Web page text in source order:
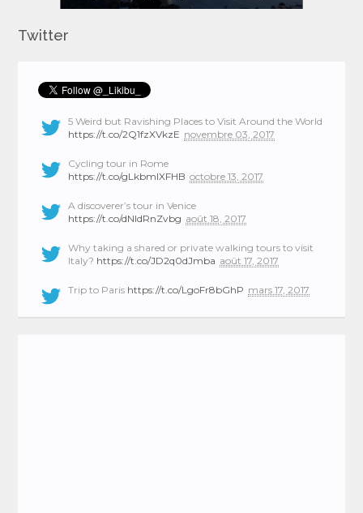
Twitter
5 Weird but Ravishing Places to Visit Around the World
https://t.co/2Q1fzXVkzE novembre 03, 2017
Cycling tour in Rome
https://t.co/gLkbmlXFHB octobre 13, 2017
A discoverer’s tour in Venice
https://t.co/dNIdRnZvbg août 18, 2017
Why taking a shared or private walking tours to visit
Italy? https://t.co/JD2q0dJmba août 17, 2017
Trip to Paris https://t.co/LgoFr8bGhP mars 17, 2017